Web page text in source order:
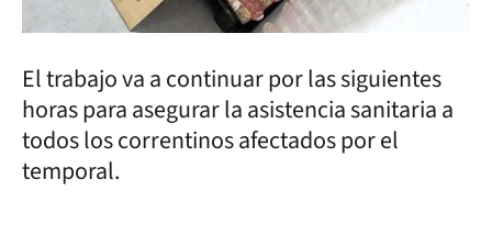
El trabajo va a continuar por las siguientes
horas para asegurar la asistencia sanitaria a
todos los correntinos afectados por el
temporal.